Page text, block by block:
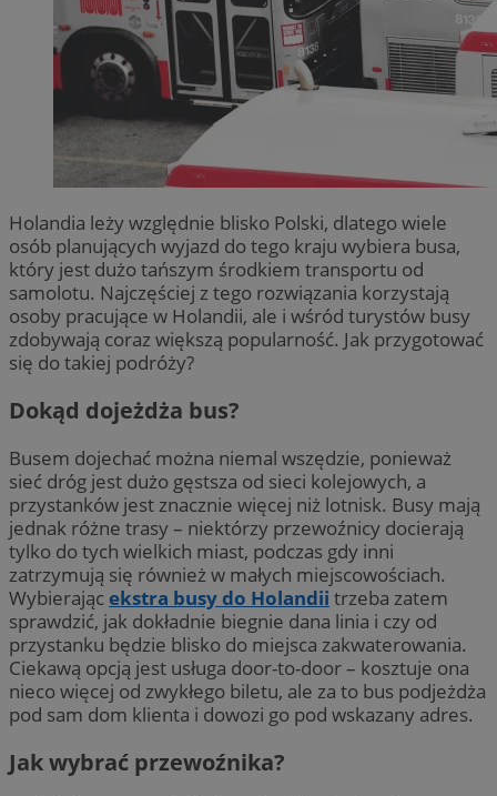
Holandia leży względnie blisko Polski, dlatego wiele
osób planujących wyjazd do tego kraju wybiera busa,
który jest dużo tańszym środkiem transportu od
samolotu. Najczęściej z tego rozwiązania korzystają
osoby pracujące w Holandii, ale i wśród turystów busy
zdobywają coraz większą popularność. Jak przygotować
się do takiej podróży?
Dokąd dojeżdża bus?
Busem dojechać można niemal wszędzie, ponieważ
sieć dróg jest dużo gęstsza od sieci kolejowych, a
przystanków jest znacznie więcej niż lotnisk. Busy mają
jednak różne trasy – niektórzy przewoźnicy docierają
tylko do tych wielkich miast, podczas gdy inni
zatrzymują się również w małych miejscowościach.
Wybierającekstra busy do Holandii trzeba zatem
sprawdzić, jak dokładnie biegnie dana linia i czy od
przystanku będzie blisko do miejsca zakwaterowania.
Ciekawą opcją jest usługa door-to-door – kosztuje ona
nieco więcej od zwykłego biletu, ale za to bus podjeżdża
pod sam dom klienta i dowozi go pod wskazany adres.
Jak wybrać przewoźnika?